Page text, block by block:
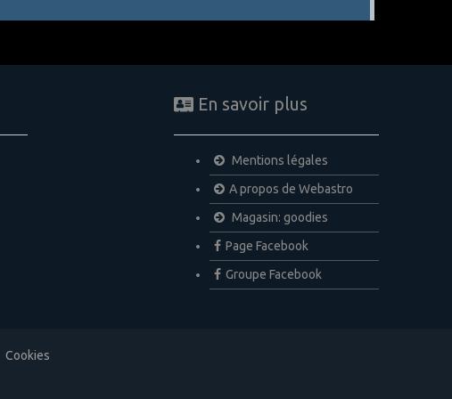
En savoir plus
Mentions légales
A propos de Webastro
Magasin: goodies
Page Facebook
Groupe Facebook
Cookies